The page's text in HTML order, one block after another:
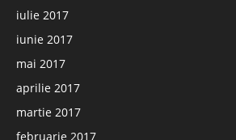
iulie 2017
iunie 2017
mai 2017
aprilie 2017
martie 2017
februarie 2017